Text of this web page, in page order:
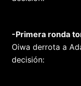
-Primera ronda
Oiwa derrota a
decisión: